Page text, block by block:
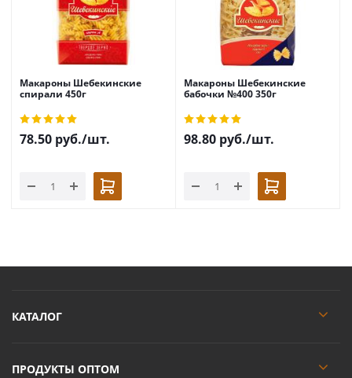
Макароны Шебекинские
спирали 450г
78.50 руб./шт.
Макароны Шебекинские
бабочки №400 350г
98.80 руб./шт.
КАТАЛОГ
ПРОДУКТЫ ОПТОМ